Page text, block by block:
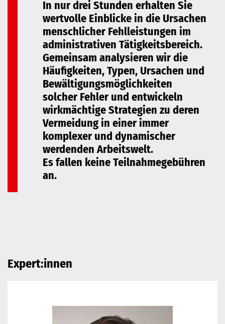
In nur drei Stunden erhalten Sie
wertvolle Einblicke in die Ursachen
menschlicher Fehlleistungen im
administrativen Tätigkeitsbereich.
Gemeinsam analysieren wir die
Häufigkeiten, Typen, Ursachen und
Bewältigungsmöglichkeiten
solcher Fehler und entwickeln
wirkmächtige Strategien zu deren
Vermeidung in einer immer
komplexer und dynamischer
werdenden Arbeitswelt.
Es fallen keine Teilnahmegebühren
an.
Expert:innen